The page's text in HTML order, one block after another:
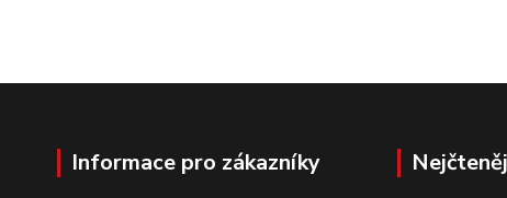
Informace pro zákazníky